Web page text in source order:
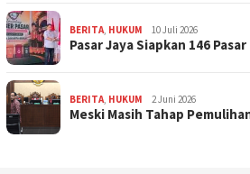
BERITA, HUKUM 10 Juli 2026
Pasar Jaya Siapkan 146
BERITA, HUKUM 2 Juni 2026
Meski Masih Tahap